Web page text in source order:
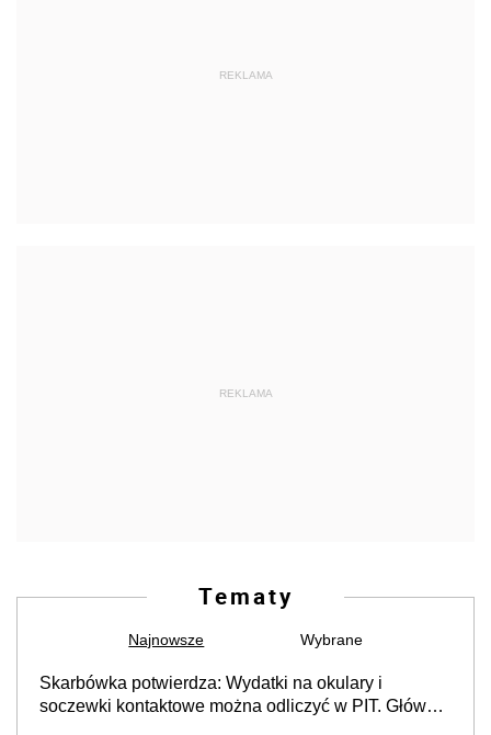
REKLAMA
REKLAMA
Tematy
Najnowsze Wybrane
Skarbówka potwierdza: Wydatki na okulary i
soczewki kontaktowe można odliczyć w PIT. Główny